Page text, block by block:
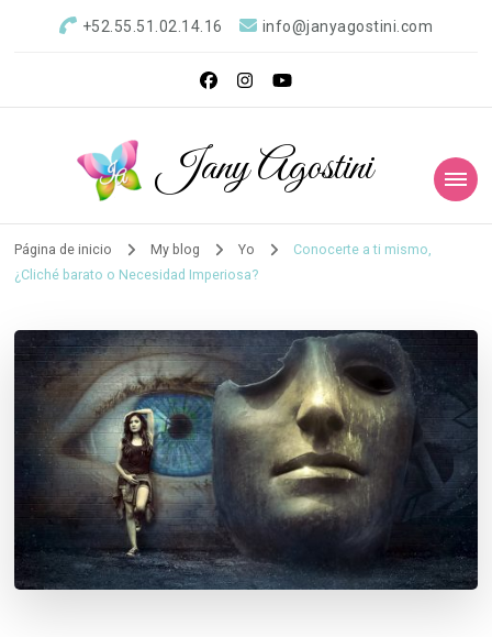
+52.55.51.02.14.16 info@janyagostini.com
Jany Agostini
Página de inicio My blog Yo
Conocerte a ti mismo,
¿Cliché barato o Necesidad Imperiosa?